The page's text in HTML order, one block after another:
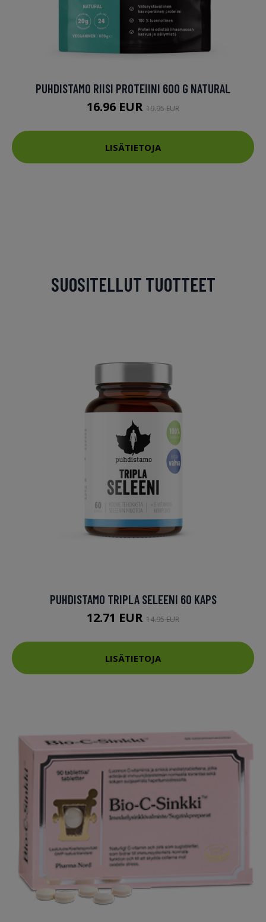
PUHDISTAMO RIISI PROTEIINI 600 G NATURAL
16.96 EUR 19.95 EUR
LISÄTIETOJA
SUOSITELLUT TUOTTEET
PUHDISTAMO TRIPLA SELEENI 60 KAPS
12.71 EUR 14.95 EUR
LISÄTIETOJA